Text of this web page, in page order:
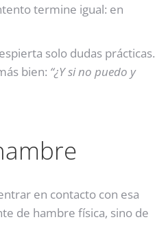
termine igual: en
solo dudas prácticas.
bien: “¿Y si no puedo y
en contacto con esa
de hambre física, sino de